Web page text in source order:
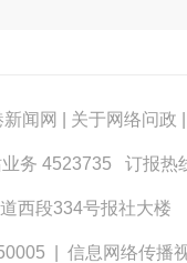
闻网 关于网络问政
业务 4523735 订报热
西段334号报社大
信息网络传播